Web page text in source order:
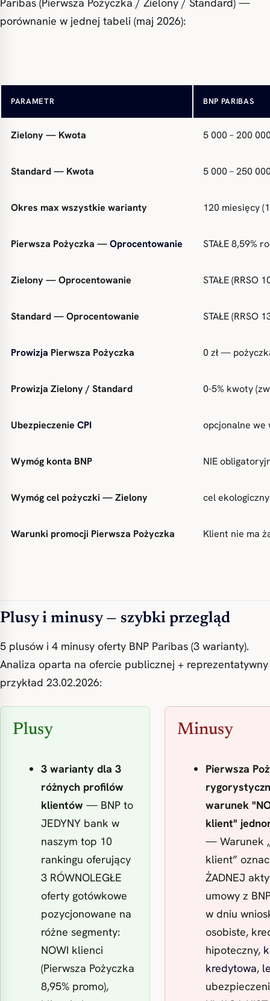
porównanie w jednej tabeli (maj 2026):
PARAMETR BNP PARIBAS
Pierwsza Pożyczka — Kwota 1 000 – 230
Zielony — Kwota 5 000 – 200
Standard — Kwota 5 000 – 250
Okres max wszystkie warianty 120 miesięcy
Pierwsza Pożyczka —Oprocentowanie STAŁE 8,59%
Zielony — Oprocentowanie STAŁE (RRSO
Standard — Oprocentowanie STAŁE (RRSO
Prowizja Pierwsza Pożyczka 0 zł —
Prowizja Zielony / Standard 0-5% kwoty
Ubezpieczenie CPI opcjonalne we
Wymóg konta BNP NIE
Wymóg cel pożyczki — Zielony cel
Warunki promocji Pierwsza Pożyczka Klient nie ma
Plusy i minusy — szybki przegląd
5 plusów i 4 minusy oferty BNP Paribas (3 warianty).
Analiza oparta na ofercie publicznej + reprezentatywny
przykład 23.02.2026:
Plusy
3 warianty dla 3
różnych profilów
klientów — BNP to
JEDYNY bank w
naszym top 10
rankingu oferujący
3 RÓWNOLEGŁE
oferty gotówkowe
pozycjonowane na
różne segmenty:
NOWI klienci
(Pierwsza Pożyczka
8,95% promo),
Minusy
Pierwsza
warunek
klient"
— Warunek
klient”
ŻADNEJ
umowy z
w dniu
osobiste,
hipoteczny,
kredytowa,